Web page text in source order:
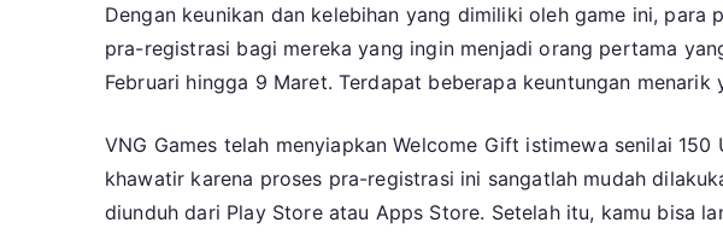
Dengan keunikan dan kelebihan yang dimiliki oleh game ini,
pra-registrasi bagi mereka yang ingin menjadi orang pertama
Februari hingga 9 Maret. Terdapat beberapa keuntungan menarik
VNG Games telah menyiapkan Welcome Gift istimewa senilai
khawatir karena proses pra-registrasi ini sangatlah mudah
diunduh dari Play Store atau Apps Store. Setelah itu, kamu bisa